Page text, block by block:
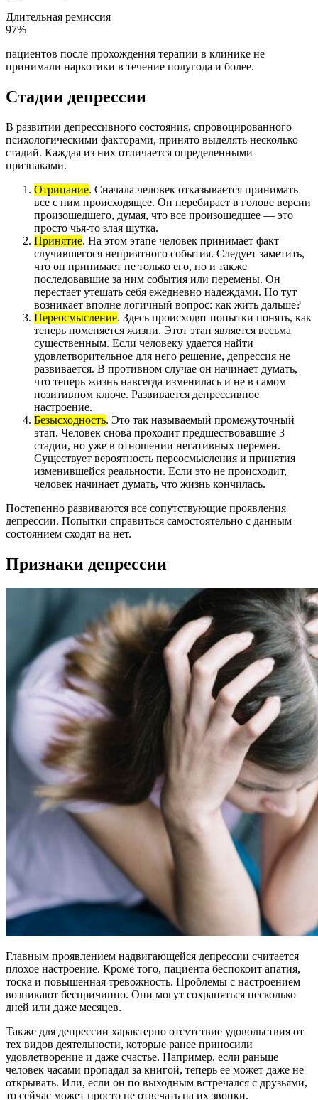
Длительная ремиссия
97%
пациентов после прохождения терапии в клинике не
принимали наркотики в течение полугода и более.
Стадии депрессии
В развитии депрессивного состояния, спровоцированного
психологическими факторами, принято выделять несколько
стадий. Каждая из них отличается определенными
признаками.
Отрицание. Сначала человек отказывается принимать
все с ним происходящее. Он перебирает в голове версии
произошедшего, думая, что все произошедшее — это
просто чья-то злая шутка.
Принятие. На этом этапе человек принимает факт
случившегося неприятного события. Следует заметить,
что он принимает не только его, но и также
последовавшие за ним события или перемены. Он
перестает утешать себя ежедневно надеждами. Но тут
возникает вполне логичный вопрос: как жить дальше?
Переосмысление. Здесь происходят попытки понять, как
теперь поменяется жизни. Этот этап является весьма
существенным. Если человеку удается найти
удовлетворительное для него решение, депрессия не
развивается. В противном случае он начинает думать,
что теперь жизнь навсегда изменилась и не в самом
позитивном ключе. Развивается депрессивное
настроение.
Безысходность. Это так называемый промежуточный
этап. Человек снова проходит предшествовавшие 3
стадии, но уже в отношении негативных перемен.
Существует вероятность переосмысления и принятия
изменившейся реальности. Если это не происходит,
человек начинает думать, что жизнь кончилась.
Постепенно развиваются все сопутствующие проявления
депрессии. Попытки справиться самостоятельно с данным
состоянием сходят на нет.
Признаки депрессии
Главным проявлением надвигающейся депрессии считается
плохое настроение. Кроме того, пациента беспокоит апатия,
тоска и повышенная тревожность. Проблемы с настроением
возникают беспричинно. Они могут сохраняться несколько
дней или даже месяцев.
Также для депрессии характерно отсутствие удовольствия от
тех видов деятельности, которые ранее приносили
удовлетворение и даже счастье. Например, если раньше
человек часами пропадал за книгой, теперь ее может даже не
открывать. Или, если он по выходным встречался с друзьями,
то сейчас может просто не отвечать на их звонки.